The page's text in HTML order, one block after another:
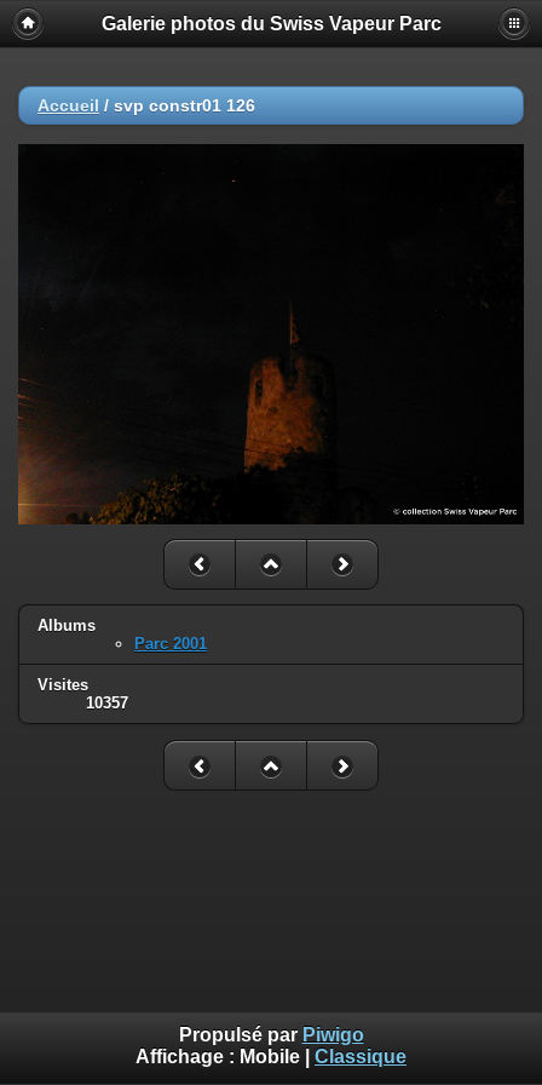
Galerie photos du Swiss Vapeur Parc
Accueil / svp constr01 126
Albums
Parc 2001
Visites
10357
Propulsé par Piwigo
Affichage : Mobile Classique